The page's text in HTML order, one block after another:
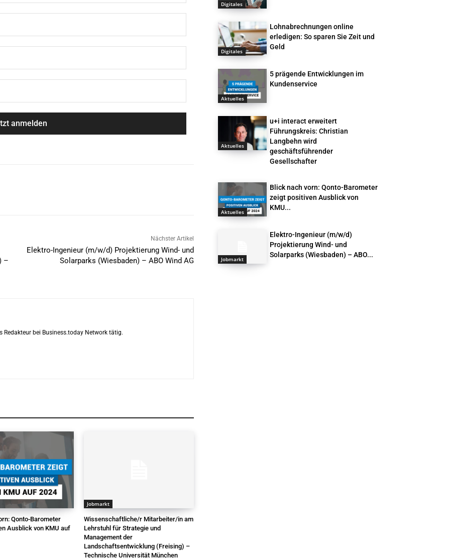
–
Nächster Artikel
Elektro-Ingenieur (m/w/d) Projektierung Wind- und
Solarparks (Wiesbaden) – ABO Wind AG
Redakteur bei Business.today Network tätig.
Qonto-Barometer
Ausblick von KMU auf
Jobmarkt
Wissenschaftliche/r Mitarbeiter/in am
Lehrstuhl für Strategie und
Management der
Landschaftsentwicklung (Freising) –
Technische Universität München
Digitales
Digitales
Lohnabrechnungen online
erledigen: So sparen Sie Zeit und
Geld
Aktuelles
5 prägende Entwicklungen im
Kundenservice
Aktuelles
u+i interact erweitert
Führungskreis: Christian
Langbehn wird
geschäftsführender
Gesellschafter
Aktuelles
Blick nach vorn: Qonto-Barometer
zeigt positiven Ausblick von
KMU...
Jobmarkt
Elektro-Ingenieur (m/w/d)
Projektierung Wind- und
Solarparks (Wiesbaden) – ABO...